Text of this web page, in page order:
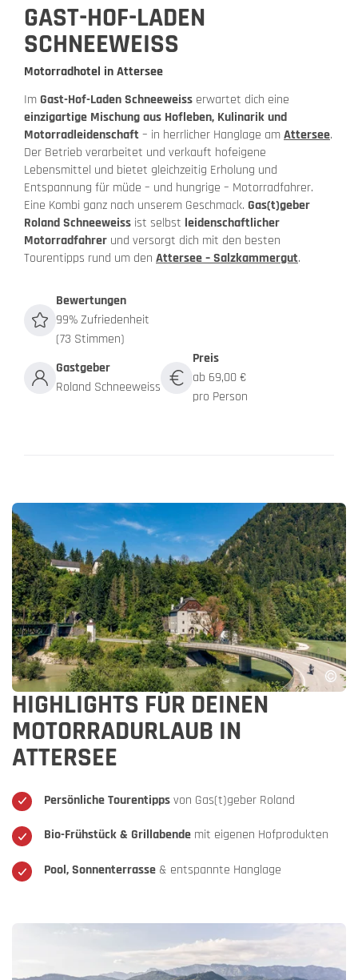
GAST-HOF-LADEN
SCHNEEWEISS
Motorradhotel in Attersee
Im Gast-Hof-Laden Schneeweiss erwartet dich eine
einzigartige Mischung aus Hofleben, Kulinarik und
Motorradleidenschaft– in herrlicher Hanglage amAttersee.
Der Betrieb verarbeitet und verkauft hofeigene
Lebensmittel und bietet gleichzeitig Erholung und
Entspannung für müde – und hungrige – Motorradfahrer.
Eine Kombi ganz nach unserem Geschmack. Gas(t)geber
Roland Schneeweiss ist selbst leidenschaftlicher
Motorradfahrer und versorgt dich mit den besten
Tourentipps rund um den Attersee – Salzkammergut.
Bewertungen
99% Zufriedenheit
(73 Stimmen)
Gastgeber
Roland Schneeweiss
Preis
ab 69,00 €
pro Person
HIGHLIGHTS FÜR DEINEN
MOTORRADURLAUB IN
ATTERSEE
Persönliche Tourentippsvon Gas(t)geber Roland
Bio-Frühstück & Grillabende mit eigenen Hofprodukten
Pool, Sonnenterrasse & entspannte Hanglage